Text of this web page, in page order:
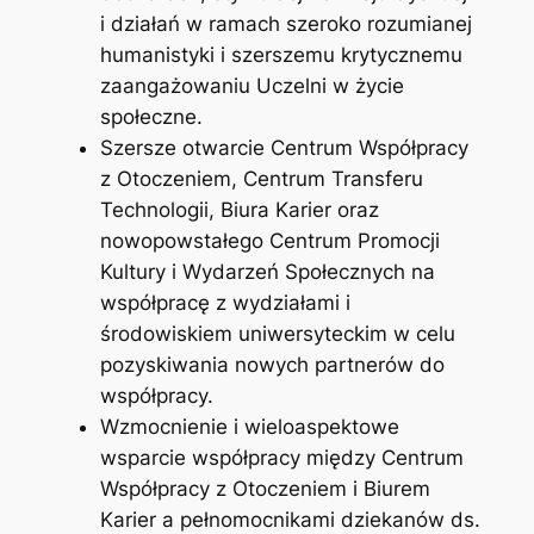
i działań w ramach szeroko rozumianej
humanistyki i szerszemu krytycznemu
zaangażowaniu Uczelni w życie
społeczne.
Szersze otwarcie Centrum Współpracy
z Otoczeniem, Centrum Transferu
Technologii, Biura Karier oraz
nowopowstałego Centrum Promocji
Kultury i Wydarzeń Społecznych na
współpracę z wydziałami i
środowiskiem uniwersyteckim w celu
pozyskiwania nowych partnerów do
współpracy.
Wzmocnienie i wieloaspektowe
wsparcie współpracy między Centrum
Współpracy z Otoczeniem i Biurem
Karier a pełnomocnikami dziekanów ds.